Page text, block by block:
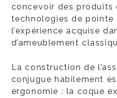
concevoir des produits
technologies de
l’expérience acquise
d’ameublement
La construction de
conjugue habilement
ergonomie : la coque